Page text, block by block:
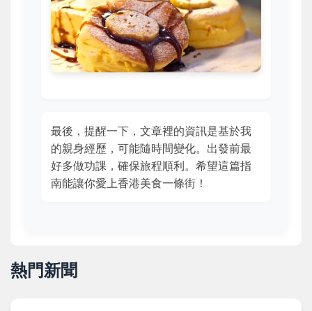
最後，提醒一下，文章裡的資訊是基於我
的親身經歷，可能隨時間變化。出發前最
好多做功課，確保旅程順利。希望這篇指
南能讓你愛上香港美食一條街！
熱門新聞